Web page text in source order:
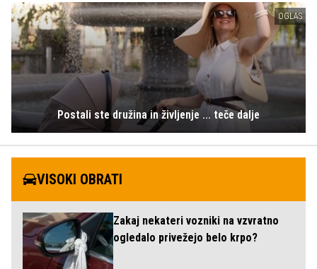
OGLAS
Postali ste družina in življenje ... teče dalje
VISOKI OBRATI
Zakaj nekateri vozniki na vzvratno
ogledalo privežejo belo krpo?